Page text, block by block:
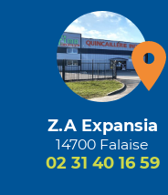
Z.A Expansia
14700 Falaise
02 31 40 16 59